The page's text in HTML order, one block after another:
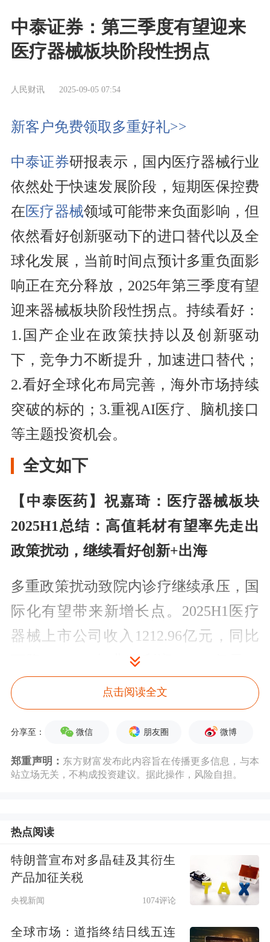
中泰证券：第三季度有望迎来
医疗器械板块阶段性拐点
人民财讯 2025-09-05 07:54
新客户免费领取多重好礼>>
中泰证券研报表示，国内医疗器械行业
依然处于快速发展阶段，短期医保控费
在 医疗器械领域可能带来负面影响，但
依然看好创新驱动下的进口替代以及全
球化发展，当前时间点预计多重负面影
响正在充分释放，2025年第三季度有望
迎来器械板块阶段性拐点。持续看好：
1.国产企业在政策扶持以及创新驱动
下，竞争力不断提升，加速进口替代；
2.看好全球化布局完善，海外市场持续
突破的标的；3.重视AI医疗、脑机接口
等主题投资机会。
全文如下
【中泰医药】祝嘉琦：医疗器械板块
2025H1总结：高值耗材有望率先走出
政策扰动，继续看好创新+出海
多重政策扰动致院内诊疗继续承压，国
际化有望带来新增长点。2025H1医疗
器械上市公司收入1212.96亿元，同比
下降6.32%，扣非净利润158.31亿元，
同比下降23.07%，不同子板块分化明
显：2025H1收入增速从高到底排序为
高值耗材（+3.99%）、低值耗材
（+0.31%）、医疗设备（-5.84%）、体
值耗材（-21.56%）、医疗设备
（-24.94%）、体外诊断（-40.68%）。
其中高值耗材板块进入后集采阶段，负
面逐步出清下改善趋势显著，尤其是集
采出清品类如骨科、电生理等均有不错
点击阅读全文
分享至： 微信 朋友圈 微博
郑重声明： 东方财富发布此内容旨在传播更多信息，与本
站立场无关，不构成投资建议。据此操作，风险自担。
热点阅读
特朗普宣布对多晶硅及其衍生
产品加征关税
央视新闻 1074评论
全球市场：道指终结日线五连